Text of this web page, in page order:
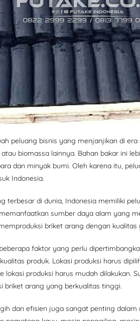
peluang bisnis yang menjanjikan di
biomassa lainnya. Bahan bakar ini
dan minyak bumi. Oleh karena itu,
Indonesia.
terbesar di dunia, Indonesia memiliki
sumber daya alam yang
briket arang dengan
faktor yang perlu
produk. Lokasi produksi harus
lokasi produksi harus mudah dilakukan.
briket arang yang berkualitas tinggi.
dan efisien juga sangat penting